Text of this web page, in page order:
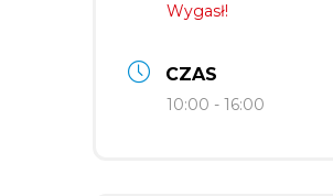
Wygasł!
CZAS
10:00 - 16:00